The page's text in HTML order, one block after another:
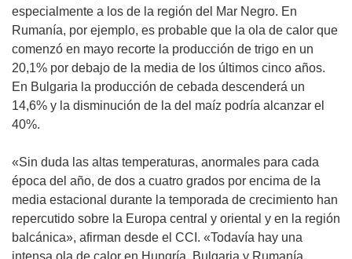
especialmente a los de la región del Mar Negro. En
Rumanía, por ejemplo, es probable que la ola de calor que
comenzó en mayo recorte la producción de trigo en un
20,1% por debajo de la media de los últimos cinco años.
En Bulgaria la producción de cebada descenderá un
14,6% y la disminución de la del maíz podría alcanzar el
40%.
«Sin duda las altas temperaturas, anormales para cada
época del año, de dos a cuatro grados por encima de la
media estacional durante la temporada de crecimiento han
repercutido sobre la Europa central y oriental y en la región
balcánica», afirman desde el CCI. «Todavía hay una
intensa ola de calor en Hungría, Bulgaria y Rumanía,